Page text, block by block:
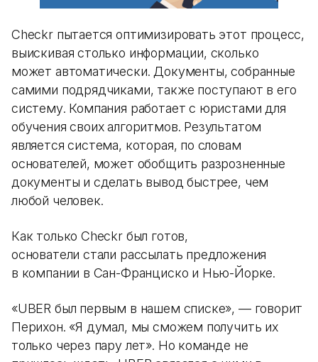
Checkr пытается оптимизировать этот процесс,
выискивая столько информации, сколько
может автоматически. Документы, собранные
самими подрядчиками, также поступают в его
систему. Компания работает с юристами для
обучения своих алгоритмов. Результатом
является система, которая, по словам
основателей, может обобщить разрозненные
документы и сделать вывод быстрее, чем
любой человек.
Как только Checkr был готов,
основатели стали рассылать предложения
в компании в Сан-Франциско и Нью-Йорке.
«UBER был первым в нашем списке», — говорит
Перихон. «Я думал, мы сможем получить их
только через пару лет». Но команде не